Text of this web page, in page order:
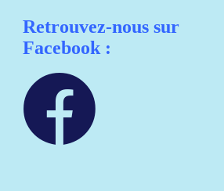
Retrouvez-nous sur
Facebook :